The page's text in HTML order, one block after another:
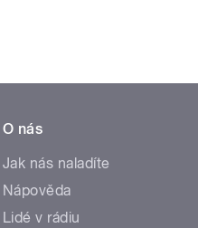
O nás
Jak nás naladíte
Nápověda
Lidé v rádiu